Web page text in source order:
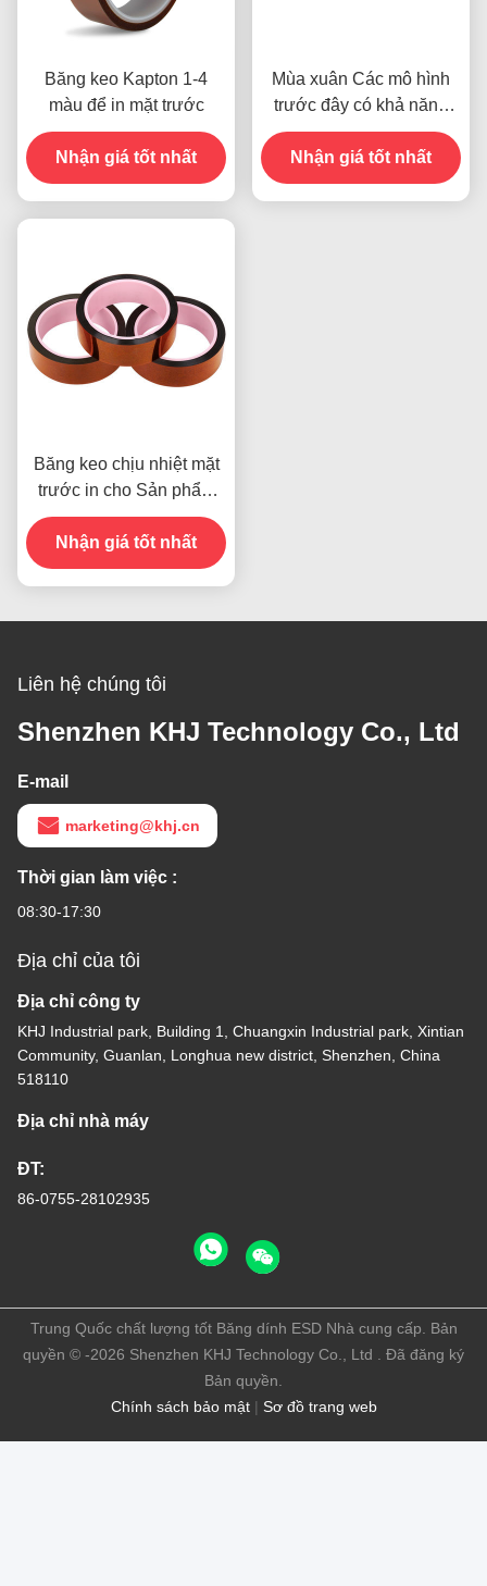
Băng keo Kapton 1-4
màu để in mặt trước
Nhận giá tốt nhất
Mùa xuân Các mô hình
trước đây có khả năng
chống ẩm và độ bền 2.5N
/ 25mm
Nhận giá tốt nhất
Băng keo chịu nhiệt mặt
trước in cho Sản phẩm
Còn hàng
Nhận giá tốt nhất
Liên hệ chúng tôi
Shenzhen KHJ Technology Co., Ltd
E-mail
marketing@khj.cn
Thời gian làm việc :
08:30-17:30
Địa chỉ của tôi
Địa chỉ công ty
KHJ Industrial park, Building 1, Chuangxin Industrial park, Xintian
Community, Guanlan, Longhua new district, Shenzhen, China
518110
Địa chỉ nhà máy
ĐT:
86-0755-28102935
Chính sách bảo mật| Sơ đồ trang web
Trung Quốc chất lượng tốt Băng dính ESD Nhà cung cấp. Bản
quyền © -2026 Shenzhen KHJ Technology Co., Ltd . Đã đăng ký
Bản quyền.